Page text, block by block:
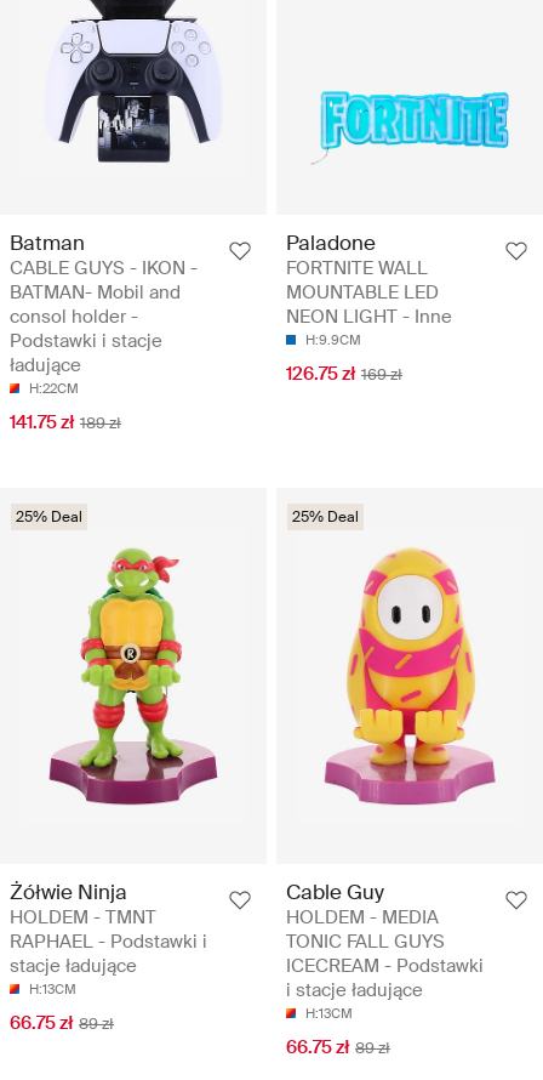
Batman
CABLE GUYS - IKON -
BATMAN- Mobil and
consol holder -
Podstawki i stacje
ładujące
H:22CM
141.75 zł 189 zł
Paladone
FORTNITE WALL
MOUNTABLE LED
NEON LIGHT - Inne
H:9.9CM
126.75 zł 169 zł
25% Deal
Żółwie Ninja
HOLDEM - TMNT
RAPHAEL - Podstawki i
stacje ładujące
H:13CM
66.75 zł 89 zł
25% Deal
Cable Guy
HOLDEM - MEDIA
TONIC FALL GUYS
ICECREAM - Podstawki
i stacje ładujące
H:13CM
66.75 zł 89 zł